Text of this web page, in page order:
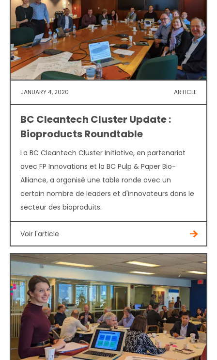
JANUARY 4, 2020 ARTICLE
BC Cleantech Cluster Update :
Bioproducts Roundtable
La BC Cleantech Cluster Initiative, en partenariat
avec FP Innovations et la BC Pulp & Paper Bio-
Alliance, a organisé une table ronde avec un
certain nombre de leaders et d'innovateurs dans le
secteur des bioproduits.
Voir l'article